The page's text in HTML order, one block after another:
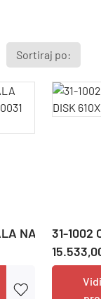
Sortiraj po:
NAZUBLJEN
31-1002